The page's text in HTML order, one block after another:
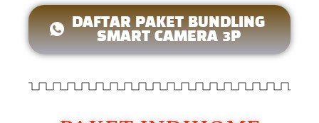
DAFTAR PAKET BUNDLING
SMART CAMERA 3P